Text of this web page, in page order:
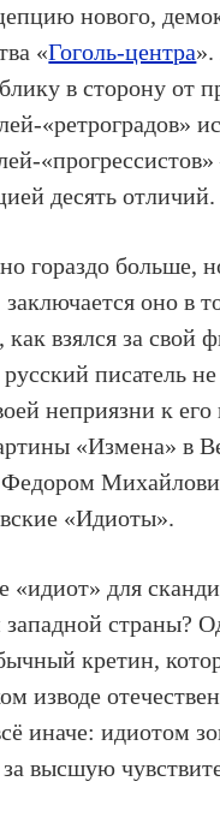
нового,
«Гоголь-центра
в сторону от
«ретроградов»
десять отличий.
гораздо больше,
оно в
как взялся за
писатель
неприязни к его
«Измена» в
«Идиоты».
«идиот» для
страны?
кретин,
изводе
иначе: идиотом
высшую